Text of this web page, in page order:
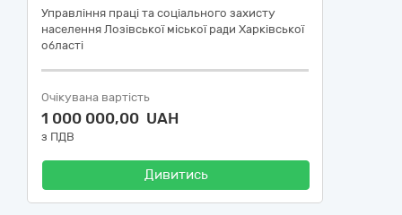
Управління праці та соціального захисту
населення Лозівської міської ради Харківської
області
Очікувана вартість
1 000 000,00 UAH
з ПДВ
Дивитись